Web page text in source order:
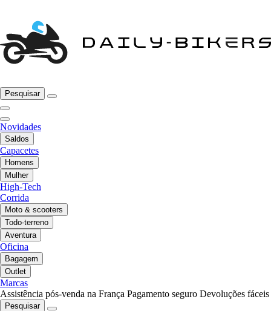
Pesquisar
Novidades
Saldos
Capacetes
Homens
Mulher
High-Tech
Corrida
Moto & scooters
Todo-terreno
Aventura
Oficina
Bagagem
Outlet
Marcas
Assistência pós-venda na França Pagamento seguro Devoluções fáceis
Pesquisar